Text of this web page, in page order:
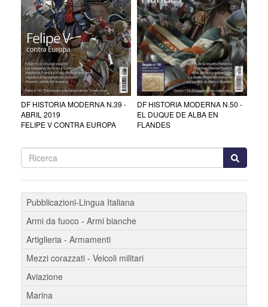
DF HISTORIA MODERNA N.39 -
ABRIL 2019
FELIPE V CONTRA EUROPA
DF HISTORIA MODERNA N.50 -
EL DUQUE DE ALBA EN
FLANDES
Pubblicazioni-Lingua Italiana
Armi da fuoco - Armi bianche
Artiglieria - Armamenti
Mezzi corazzati - Veicoli militari
Aviazione
Marina